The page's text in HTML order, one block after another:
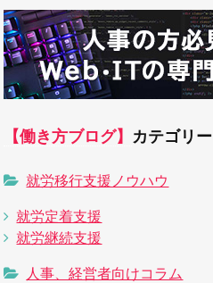
【働き方ブログ】 カテゴリー
就労移行支援ノウハウ
就労定着支援
就労継続支援
人事、経営者向けコラム